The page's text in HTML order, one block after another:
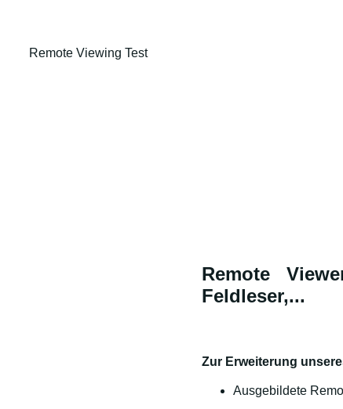
Remote Viewing Test
Remote
Feldleser,...
Zur Erweiterung
Ausgebildete